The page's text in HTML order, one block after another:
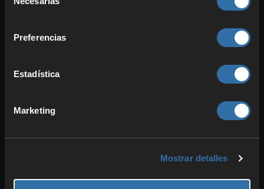
Preferencias
Estadística
Marketing
Mostrar detalles
Tala
Tiempo de expedición -15%